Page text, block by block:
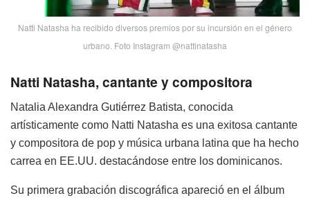
Natti Natasha ha recibido diversos premios por su incursión en el género
urbano. Foto Instagram @nattinatasha
Natti Natasha, cantante y compositora
Natalia Alexandra Gutiérrez Batista, conocida
artísticamente como Natti Natasha es una exitosa cantante
y compositora de pop y música urbana latina que ha hecho
carrea en EE.UU. destacándose entre los dominicanos.
Su primera grabación discográfica apareció en el álbum